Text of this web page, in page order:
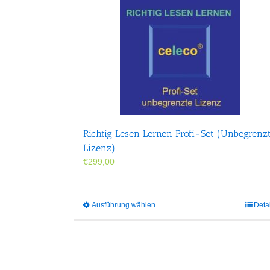
Richtig Lesen Lernen Profi-Set
Lizenz)
€299,00
Ausführung wählen